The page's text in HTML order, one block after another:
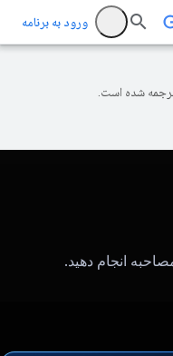
ورود به برنامه
شده است.
انجام دهید.